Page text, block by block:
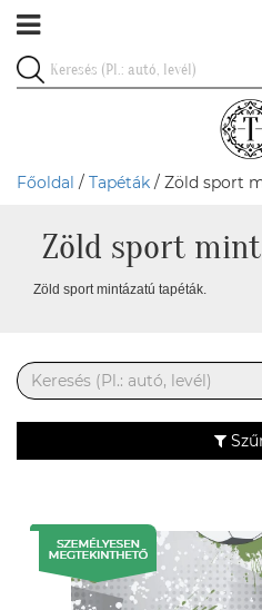
Főoldal / Tapéták / Zöld sport
Zöld sport
Zöld sport mintázatú tapéták.